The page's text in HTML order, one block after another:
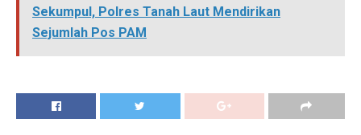
Sekumpul, Polres Tanah Laut Mendirikan
Sejumlah Pos PAM